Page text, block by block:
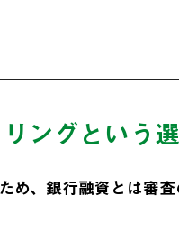
ングという
め、銀行融資とは審査